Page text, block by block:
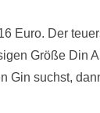
Euro. Der
Größe Din
Gin suchst,